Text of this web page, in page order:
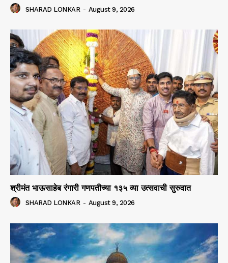
SHARAD LONKAR - August 9, 2026
श्रीमंत भाऊसाहेब रंगारी गणपतीच्या १३५ व्या उत्सवाची सुरुवात
SHARAD LONKAR - August 9, 2026